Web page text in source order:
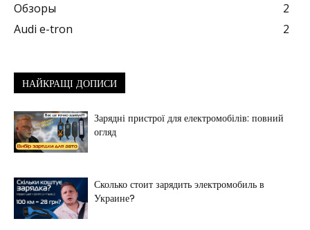
Обзоры
2
Audi e-tron
2
НАЙКРАЩІ ДОПИСИ
Зарядні пристрої для електромобілів: повний
огляд
Сколько стоит зарядить электромобиль в
Украине?